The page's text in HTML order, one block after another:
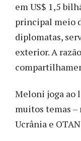
em US$ 1,5
principal meio
diplomatas,
exterior. A
Meloni joga ao
muitos temas –
Ucrânia e